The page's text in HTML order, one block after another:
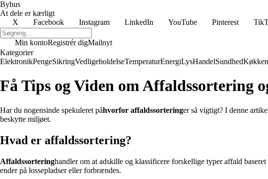
Byhus
At dele er kærligt
X
Facebook Instagram LinkedIn YouTube Pinterest
Min kontoRegistrér digMailnyt
Kategorier
ElektronikPengeSikringVedligeholdelseTemperaturEnergiLysHandelSundhedKøkken
Få Tips og Viden om Affaldssortering
Har du nogensinde spekuleret påhvorfor affaldssorteringer så vigtigt? I denne
beskytte miljøet.
Hvad er affaldssortering?
Affaldssorteringhandler om at adskille og klassificere forskellige typer affald
ender på lossepladser eller forbrændes.